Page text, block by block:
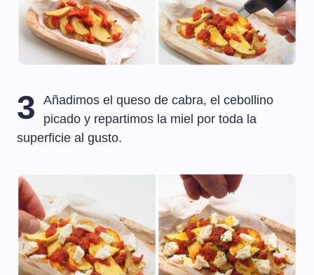
3
Añadimos el queso de cabra, el cebollino
picado y repartimos la miel por toda la
superficie al gusto.